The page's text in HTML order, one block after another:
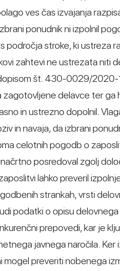
ves čas izvajanja
ponudnik ni izpolnil
področja stroke, ki ustreza
zahtevi ne ustrezata niti
št. 430-0029/
delavce ter ga
in ustrezno dopolnil.
in navaja, da izbrani
celotnih pogodb o
posredoval zgolj
lahko preveril
strankah, vrsti
podatki o opisu
prepovedi, kar je
javnega naročila. Ker
preveriti nobenega